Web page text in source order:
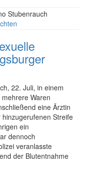
Stubenrauch
22. Juli, in einem
Waren
eine Ärztin
Streife
ein
dennoch
veranlasste
der Blutentnahme